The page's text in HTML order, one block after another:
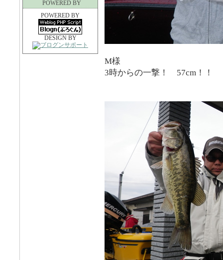
POWERED BY
POWERED BY
DESIGN BY
M様
3時からの一撃！ 57cm！！